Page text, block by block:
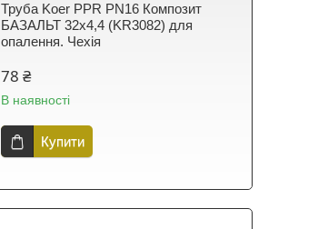
Труба Koer PPR PN16 Композит
БАЗАЛЬТ 32х4,4 (KR3082) для
опалення. Чехія
78 ₴
В наявності
Купити